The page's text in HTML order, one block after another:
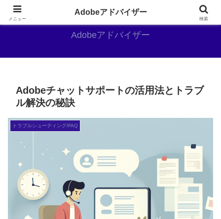
Adobe好きのAdobe推しブログ
Adobeアドバイザー
Adobeチャットサポートの活用法とトラブ
ル解決の秘訣
トラブルシューティング/FAQ
メニュー
Adobeアドバイザー
検索